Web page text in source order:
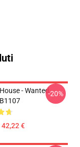
- Wanted
42,22 €
-20%